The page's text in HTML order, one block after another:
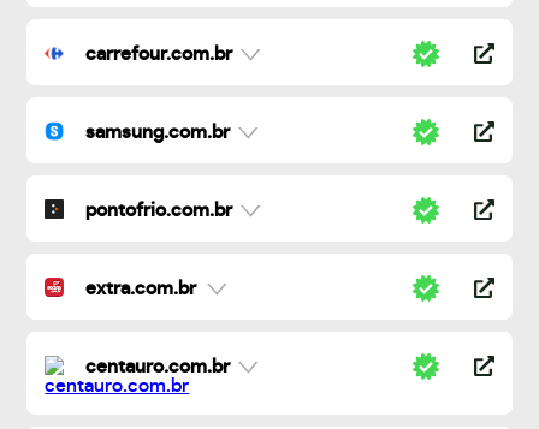
carrefour.com.br
samsung.com.br
pontofrio.com.br
extra.com.br
centauro.com.br